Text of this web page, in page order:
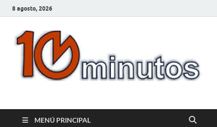
8 agosto, 2026
10minutos.com.uy
MENÚ PRINCIPAL